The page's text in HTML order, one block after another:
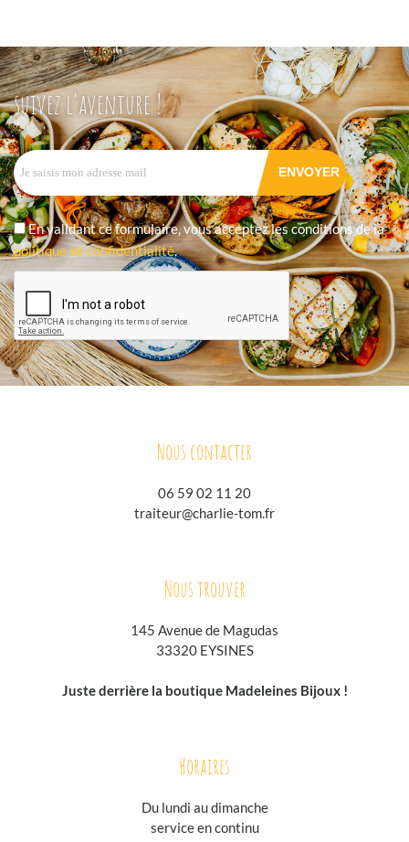
suivez l'aventure !
En validant ce formulaire, vous acceptez les conditions de la
politique de confidentialité.
Nous contacter
06 59 02 11 20
traiteur@charlie-tom.fr
Nous trouver
145 Avenue de Magudas
33320 EYSINES
Juste derrière la boutique Madeleines Bijoux !
Horaires
Du lundi audimanche
service en continu